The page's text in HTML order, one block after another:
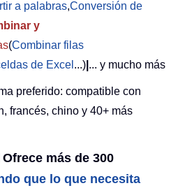
a palabras,Conversión de
y
(Combinar filas
de Excel ...) ... y mucho más
preferido: compatible con
francés, chino y 40+ más
más de 300
que lo que necesita